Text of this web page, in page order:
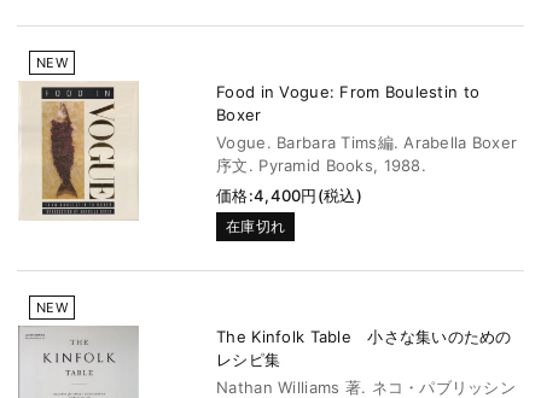
NEW
Food in Vogue: From Boulestin to
Boxer
Vogue. Barbara Tims編. Arabella Boxer
序文. Pyramid Books, 1988.
価格:4,400円(税込)
在庫切れ
NEW
The Kinfolk Table 小さな集いのための
レシピ集
Nathan Williams 著. ネコ・パブリッシン